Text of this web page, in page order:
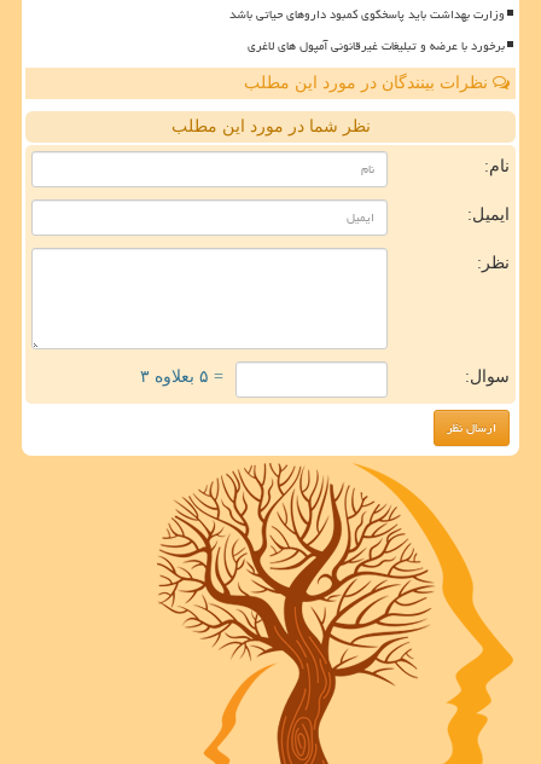
وزارت بهداشت باید پاسخگوی کمبود داروهای حیاتی باشد
برخورد با عرضه و تبلیغات غیرقانونی آمپول های لاغری
نظرات بینندگان در مورد این مطلب
نظر شما در مورد این مطلب
نام:
ایمیل:
نظر:
سوال: = ۵ بعلاوه ۳